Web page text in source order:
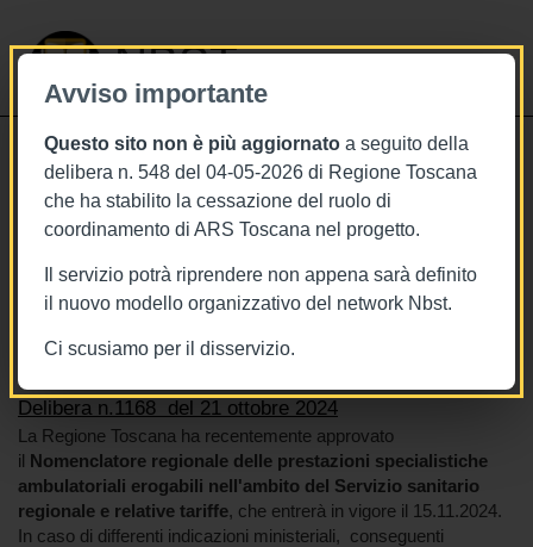
Avviso importante
Questo sito non è più aggiornato a seguito della
delibera n. 548 del 04-05-2026 di Regione Toscana
che ha stabilito la cessazione del ruolo di
coordinamento di ARS Toscana nel progetto.
Il servizio potrà riprendere non appena sarà definito
il nuovo modello organizzativo del network Nbst.
Ci scusiamo per il disservizio.
NBST
21/10/2024
Delibera n.1168 del 21 ottobre 2024
Tags Toscana BURT Bollettino della regione toscana
Delibera n.1168 del 21 ottobre 2024
La Regione Toscana ha recentemente approvato
il Nomenclatore regionale delle prestazioni specialistiche
ambulatoriali erogabili nell'ambito del Servizio sanitario
regionale e relative tariffe, che entrerà in vigore il 15.11.2024.
In caso di differenti indicazioni ministeriali, conseguenti